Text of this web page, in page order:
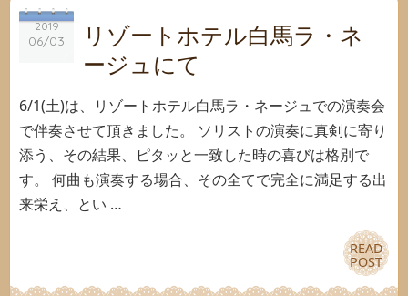
2019
06/03
2019
06/03
リゾートホテル白馬ラ・ネ
ージュにて
6/1(土)は、リゾートホテル白馬ラ・ネージュでの演奏会
で伴奏させて頂きました。 ソリストの演奏に真剣に寄り
添う、その結果、ピタッと一致した時の喜びは格別で
す。 何曲も演奏する場合、その全てで完全に満足する出
来栄え、とい …
READ
POST
READ
POST